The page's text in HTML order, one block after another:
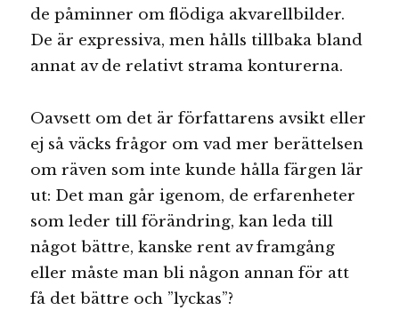
de påminner om flödiga akvarellbilder.
De är expressiva, men hålls tillbaka bland
annat av de relativt strama konturerna.
Oavsett om det är författarens avsikt eller
ej så väcks frågor om vad mer berättelsen
om räven som inte kunde hålla färgen lär
ut: Det man går igenom, de erfarenheter
som leder till förändring, kan leda till
något bättre, kanske rent av framgång
eller måste man bli någon annan för att
få det bättre och ”lyckas”?